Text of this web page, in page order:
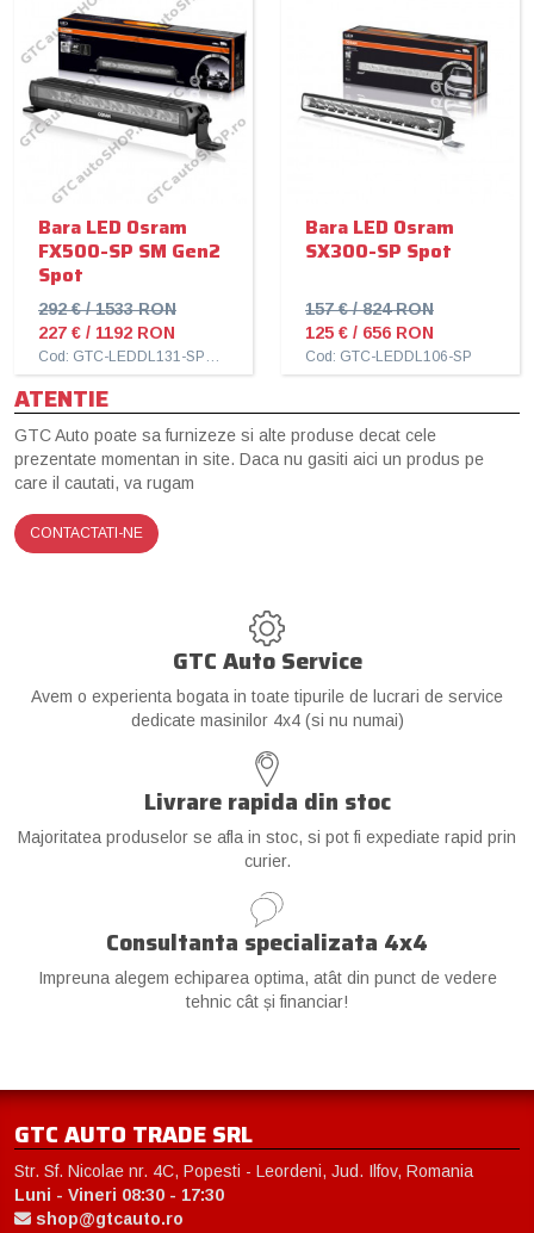
Bara LED Osram
FX500-SP SM Gen2
Spot
292 € / 1533 RON
227 € / 1192 RON
Bara LED Osram
SX300-SP Spot
157 € / 824 RON
125 € / 656 RON
Cod: GTC-LEDDL106-SP
ATENTIE
GTC Auto poate sa furnizeze si alte produse decat cele
prezentate momentan in site. Daca nu gasiti aici un produs pe
care il cautati, va rugam
CONTACTATI-NE
GTC Auto Service
Avem o experienta bogata in toate tipurile de lucrari de service
dedicate masinilor 4x4 (si nu numai)
Livrare rapida din stoc
Majoritatea produselor se afla in stoc, si pot fi expediate rapid prin
curier.
Consultanta specializata 4x4
Impreuna alegem echiparea optima, atât din punct de vedere
tehnic cât și financiar!
GTC AUTO TRADE SRL
Str. Sf. Nicolae nr. 4C, Popesti - Leordeni, Jud. Ilfov, Romania
Luni - Vineri 08:30 - 17:30
shop@gtcauto.ro